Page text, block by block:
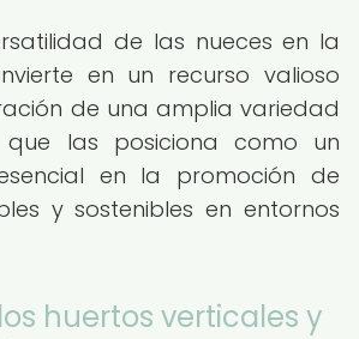
de las nueces en la
en un recurso valioso
de una amplia variedad
las posiciona como un
en la promoción de
y sostenibles en entornos
huertos verticales y